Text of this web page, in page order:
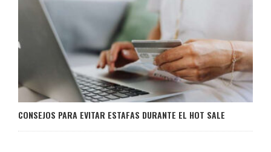
CONSEJOS PARA EVITAR ESTAFAS DURANTE EL HOT SALE